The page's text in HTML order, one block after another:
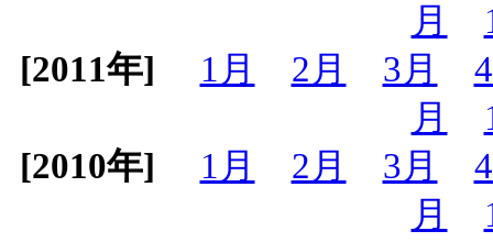
月
[2011年]
1月 2月 3月
月
[2010年]
1月 2月 3月
月